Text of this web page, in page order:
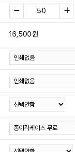
16,500원